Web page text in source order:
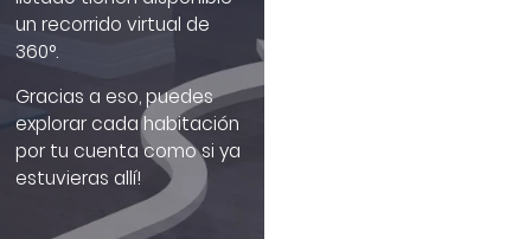
un recorrido virtual de
360°.
Gracias a eso, puedes
explorar cada habitación
por tu cuenta como si ya
estuvieras allí!